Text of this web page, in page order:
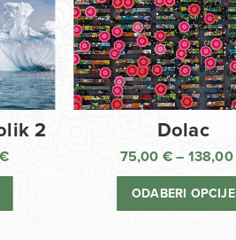
2
€
Dolac
75,00 € – 138,00
ODABERI OPCIJE